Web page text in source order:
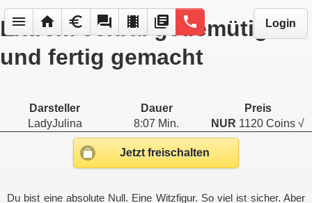
menu home euro forum local_movies library_books phone Login
Extrem verbal gedemütigt
und fertig gemacht
Darsteller Dauer
Preis
LadyJulina
8:07 Min. NUR 1120 Coins √
Jetzt freischalten
Du bist eine absolute Null. Eine Witzfigur. So viel ist sicher. Aber